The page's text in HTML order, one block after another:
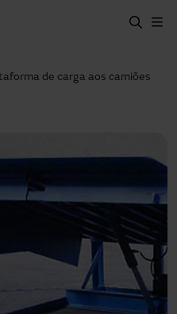
de carga aos camiões